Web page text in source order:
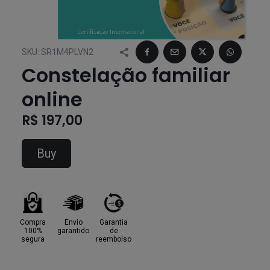
SKU: SR1M4PLVN2
Constelação familiar
online
R$ 197,00
Buy
Compra
100%
segura
Envio
garantido
Garantia
de
reembolso